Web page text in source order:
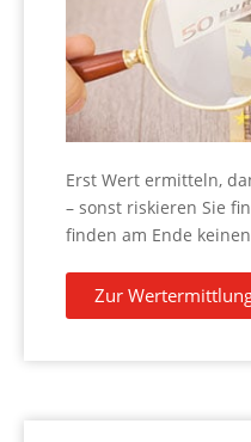
Erst Wert ermitteln,
– sonst riskieren Sie
finden am Ende
Zur